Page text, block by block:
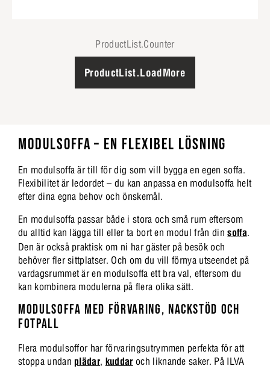
ProductList.Counter
ProductList.LoadMore
MODULSOFFA – EN FLEXIBEL LÖSNING
En modulsoffa är till för dig som vill bygga en egen soffa.
Flexibilitet är ledordet – du kan anpassa en modulsoffa helt
efter dina egna behov och önskemål.
En modulsoffa passar både i stora och små rum eftersom
du alltid kan lägga till eller ta bort en modul från dinsoffa.
Den är också praktisk om ni har gäster på besök och
behöver fler sittplatser. Och om du vill förnya utseendet på
vardagsrummet är en modulsoffa ett bra val, eftersom du
kan kombinera modulerna på flera olika sätt.
MODULSOFFA MED FÖRVARING, NACKSTÖD OCH
FOTPALL
Flera modulsoffor har förvaringsutrymmen perfekta för att
stoppa undan plädar, kuddaroch liknande saker. På ILVA